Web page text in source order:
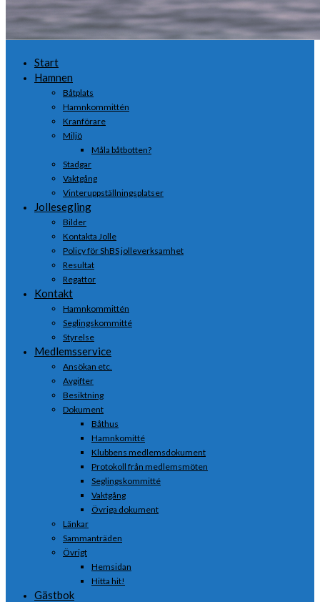
Start
Hamnen
Båtplats
Hamnkommittén
Kranförare
Miljö
Måla båtbotten?
Stadgar
Vaktgång
Vinteruppställningsplatser
Jollesegling
Bilder
Kontakta Jolle
Policy för ShBS jolleverksamhet
Resultat
Regattor
Kontakt
Hamnkommittén
Seglingskommitté
Styrelse
Medlemsservice
Ansökan etc.
Avgifter
Besiktning
Dokument
Båthus
Hamnkomitté
Klubbens medlemsdokument
Protokoll från medlemsmöten
Seglingskommitté
Vaktgång
Övriga dokument
Länkar
Sammanträden
Övrigt
Hemsidan
Hitta hit!
Gästbok